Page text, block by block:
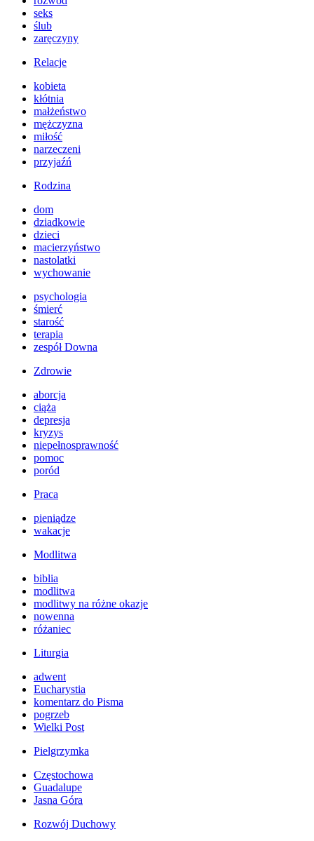
seks
ślub
zaręczyny
Relacje
kobieta
kłótnia
małżeństwo
mężczyzna
miłość
narzeczeni
przyjaźń
Rodzina
dom
dziadkowie
dzieci
macierzyństwo
nastolatki
wychowanie
psychologia
śmierć
starość
terapia
zespół Downa
Zdrowie
aborcja
ciąża
depresja
kryzys
niepełnosprawność
pomoc
poród
Praca
pieniądze
wakacje
Modlitwa
biblia
modlitwa
modlitwy na różne okazje
nowenna
różaniec
Liturgia
adwent
Eucharystia
komentarz do Pisma
pogrzeb
Wielki Post
Pielgrzymka
Częstochowa
Guadalupe
Jasna Góra
Rozwój Duchowy